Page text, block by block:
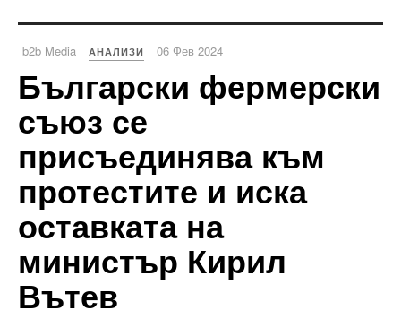
b2b Media АНАЛИЗИ 06 Фев 2024
Български фермерски
съюз се
присъединява към
протестите и иска
оставката на
министър Кирил
Вътев